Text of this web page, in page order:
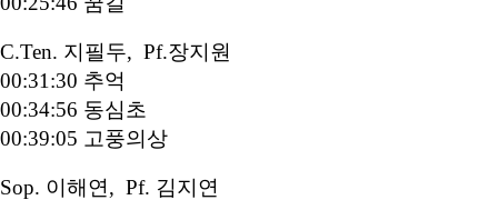
C.Ten. 지필두, Pf.장지원
00:31:30 추억
00:34:56 동심초
00:39:05 고풍의상
Sop. 이해연, Pf. 김지연